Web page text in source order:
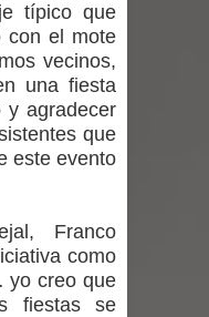
especialistas U.
creciente interés
y coreana
en medio de
sociales en
típico que
con el mote
vecinos,
una fiesta
y agradecer
que
este evento
Franco
como
yo creo que
fiestas se